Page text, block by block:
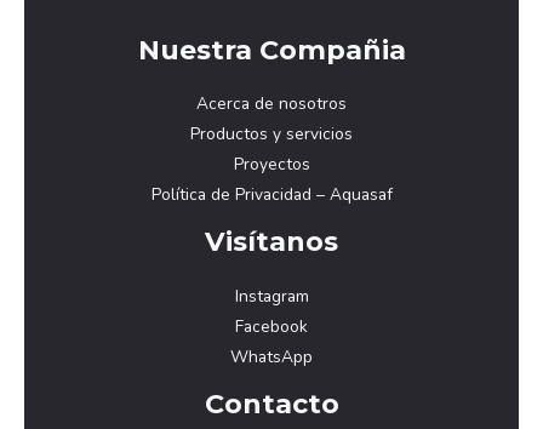
Nuestra Compañia
Acerca de nosotros
Productos y servicios
Proyectos
Política de Privacidad – Aquasaf
Visítanos
Instagram
Facebook
WhatsApp
Contacto